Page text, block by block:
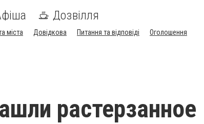
Дозвілля
міста Довідкова Питання та відповіді
Оголошення
растерзанное